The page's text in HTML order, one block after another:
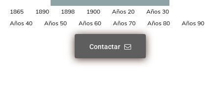
1865 1890 1898 1900 Años 20
Años 30
Años 40
Años 50 Años 60 Años 70 Años 80 Años 90
Contactar